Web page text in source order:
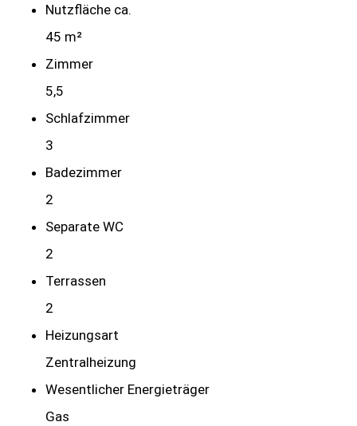
Nutzfläche ca.
45 m²
Zimmer
5,5
Schlafzimmer
3
Badezimmer
2
Separate WC
2
Terrassen
2
Heizungsart
Zentralheizung
Wesentlicher Energieträger
Gas